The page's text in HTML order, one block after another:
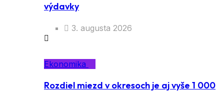
výdavky
3. augusta 2026
Ekonomika
Rozdiel miezd v okresoch je aj vyše 1 000